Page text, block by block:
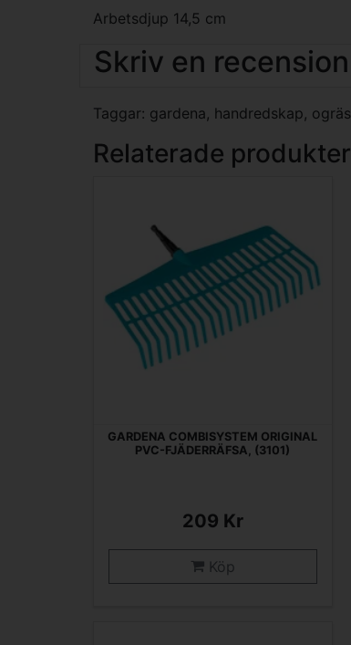
Arbetsdjup 14,5 cm
Skriv en recension
Taggar: gardena, handredskap, ogräs
Relaterade produkter
GARDENA COMBISYSTEM ORIGINAL
PVC-FJÄDERRÄFSA, (3101)
209 Kr
Köp